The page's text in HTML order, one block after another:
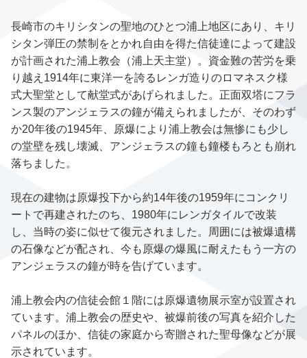
長崎市のキリシタンの聖地のひとつ浦上地区にあり、キリ
シタン弾圧の禁制をとかれ自由を得た信徒達によって建設
が計画された浦上教会（浦上天主堂）。資金難の苦労を乗
り越え1914年に東洋一を誇るレンガ造りのロマネスク様
式大聖堂として献堂式があげられました。正面双塔にフラ
ンス製のアンジェラスの鐘が備えられましたが、そのわず
か20年後の1945年、原爆により浦上教会は無惨にも少し
の堂壁を残し壊滅、アンジェラスの鐘も鐘楼もろとも崩れ
落ちました。
現在の建物は原爆投下から約14年後の1959年にコンクリ
ートで再建されたのち、1980年にレンガタイルで改装
し、当時の姿に似せて復元されました。周囲には被爆遺構
の石像などが配され、今も原爆の爆風に耐えたもう一方の
アンジェラスの鐘が時を告げています。
浦上教会内の信徒会館１階には原爆遺物展示室が設置され
ています。浦上教会の歴史や、被爆前後の写真を紹介した
パネルのほか、信徒の家庭から寄贈された聖母像などが展
示されています。